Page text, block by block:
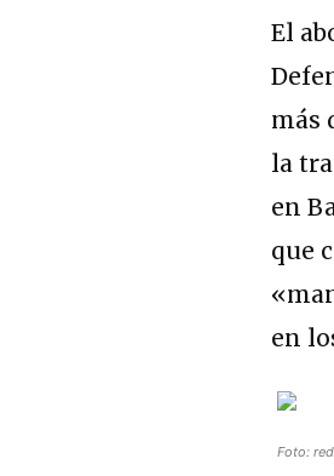
El
más
la
en
que
en
Foto: